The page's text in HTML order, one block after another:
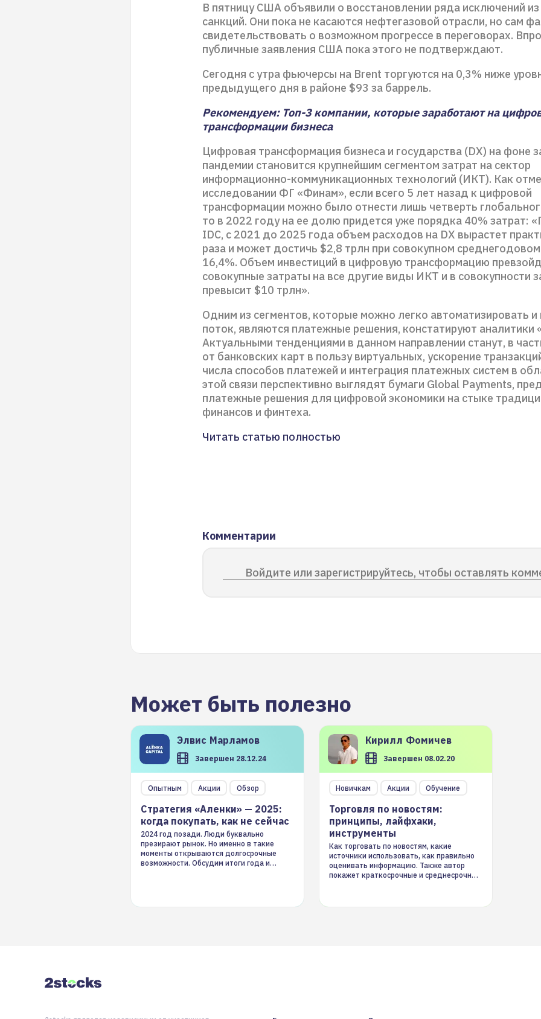
В пятницу США объявили о восстановлении ряда исключений из
санкций. Они пока не касаются нефтегазовой отрасли, но сам
свидетельствовать о возможном прогрессе в переговорах.
публичные заявления США пока этого не подтверждают.
Сегодня с утра фьючерсы на Brent торгуются на 0,3% ниже
предыдущего дня в районе $93 за баррель.
Рекомендуем: Топ-3 компании, которые заработают на
трансформации бизнеса
Цифровая трансформация бизнеса и государства (DX) на фоне
пандемии становится крупнейшим сегментом затрат на сектор
информационно-коммуникационных технологий (ИКТ). Как
исследовании ФГ «Финам», если всего 5 лет назад к цифровой
трансформации можно было отнести лишь четверть
то в 2022 году на ее долю придется уже порядка 40% затрат:
IDC, с 2021 до 2025 года объем расходов на DX вырастет
раза и может достичь $2,8 трлн при совокупном
16,4%. Объем инвестиций в цифровую трансформацию
совокупные затраты на все другие виды ИКТ и в совокупности
превысит $10 трлн».
Одним из сегментов, которые можно легко автоматизировать и
поток, являются платежные решения, констатируют аналитики
Актуальными тенденциями в данном направлении станут, в
от банковских карт в пользу виртуальных, ускорение
числа способов платежей и интеграция платежных систем в
этой связи перспективно выглядят бумаги Global Payments,
платежные решения для цифровой экономики на стыке
финансов и финтеха.
Читать статью полностью
Комментарии
Войдите или зарегистрируйтесь, чтобы оставлять
Может быть полезно
Элвис Марламов
Завершен 28.12.24
Опытным Акции Обзор
Стратегия «Аленки» — 2025:
когда покупать, как не сейчас
2024 год позади. Люди буквально
презирают рынок. Но именно в такие
моменты открываются долгосрочные
возможности. Обсудим итоги года и
Кирилл Фомичев
Завершен 08.02.20
Новичкам Акции Обучение
Торговля по новостям:
принципы, лайфхаки,
инструменты
Как торговать по новостям, какие
источники использовать, как правильно
оценивать информацию. Также автор
покажет краткосрочные и среднесрочные